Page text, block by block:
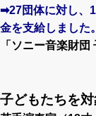
➡27団体に対し、
金を支給しました
「ソニー音楽財
子どもたちを